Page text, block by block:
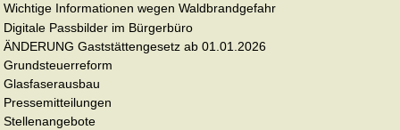
Wichtige Informationen wegen Waldbrandgefahr
Digitale Passbilder im Bürgerbüro
ÄNDERUNG Gaststättengesetz ab 01.01.2026
Grundsteuerreform
Glasfaserausbau
Pressemitteilungen
Stellenangebote